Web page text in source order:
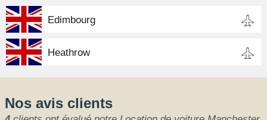
Edimbourg
Heathrow
Nos avis clients